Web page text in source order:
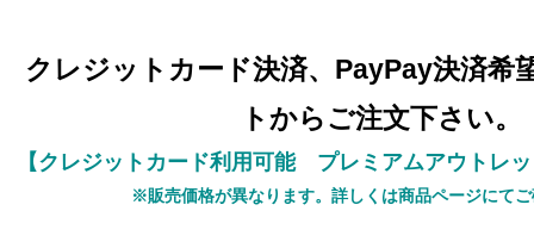
クレジットカード決済、PayPay決済希
トからご注文下さい。
【クレジットカード利用可能 プレミアムアウトレ
※販売価格が異なります。詳しくは商品ページにて